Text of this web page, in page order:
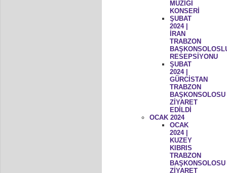
MÜZİĞİ
KONSERİ
ŞUBAT
2024 |
İRAN
TRABZON
RESEPSİYONU
ŞUBAT
2024 |
GÜRCİSTAN
TRABZON
BAŞKONSOLOSU
ZİYARET
EDİLDİ
OCAK 2024
OCAK
2024 |
KUZEY
KIBRIS
TRABZON
BAŞKONSOLOSU
ZİYARET